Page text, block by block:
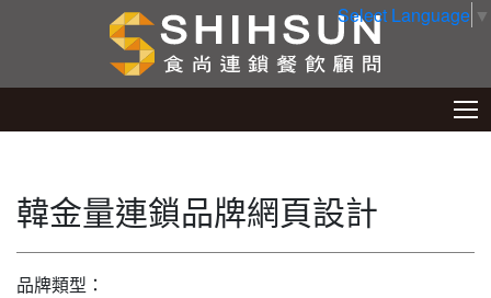
Select Language ▼
韓金量連鎖品牌網頁設計
品牌類型：